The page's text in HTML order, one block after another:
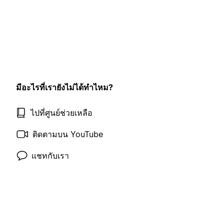
มีอะไรที่เรายังไม่ได้ทำไหม?
ไปที่ศูนย์ช่วยเหลือ
ติดตามบน YouTube
แชทกับเรา